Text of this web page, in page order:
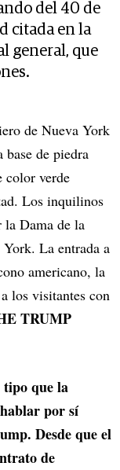
del 40 de
citada en la
general, que
de Nueva York
base de piedra
color verde
Los inquilinos
la Dama de la
La entrada a
americano, la
los visitantes con
TRUMP
que la
por sí
Desde que el
de